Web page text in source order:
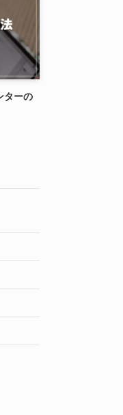
ターの